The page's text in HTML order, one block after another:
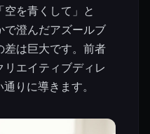
を青くして」と
で澄んだアズールブ
差は巨大です。前者
エイティブディレ
りに導きます。